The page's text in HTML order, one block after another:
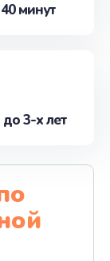
минут
3-х лет